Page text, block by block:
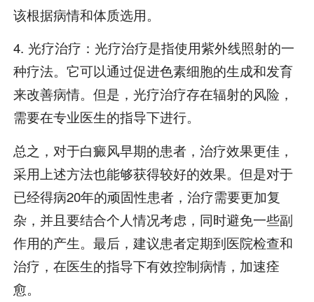
该根据病情和体质选用。
4. 光疗治疗：光疗治疗是指使用紫外线照射的一
种疗法。它可以通过促进色素细胞的生成和发育
来改善病情。但是，光疗治疗存在辐射的风险，
需要在专业医生的指导下进行。
总之，对于白癜风早期的患者，治疗效果更佳，
采用上述方法也能够获得较好的效果。但是对于
已经得病20年的顽固性患者，治疗需要更加复
杂，并且要结合个人情况考虑，同时避免一些副
作用的产生。最后，建议患者定期到医院检查和
治疗，在医生的指导下有效控制病情，加速痊
愈。